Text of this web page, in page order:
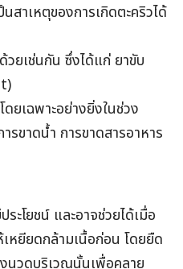
สาเหตุของการเกิดตะคริวได้
วยเช่นกัน ซึ่งได้แก่ ยาขับ
ยเฉพาะอย่างยิ่งในช่วง
ขาดน้ำ การขาดสารอาหาร
ะโยชน์ และอาจช่วยได้เมื่อ
หยียดกล้ามเนื้อก่อน โดยยืด
งนวดบริเวณนั้นเพื่อคลาย